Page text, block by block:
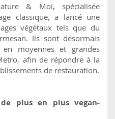
& Moi, spécialisée
classique, a lancé une
végétaux tels que du
Ils sont désormais
moyennes et grandes
afin de répondre à la
de restauration.
plus en plus vegan-